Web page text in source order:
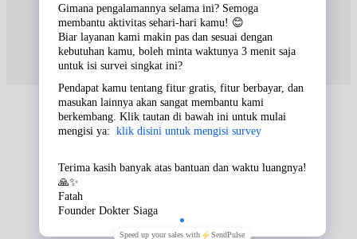
Jam 08:00 - 09:00
Senin, 07/09/2026
Jam 10:00 - 11:00